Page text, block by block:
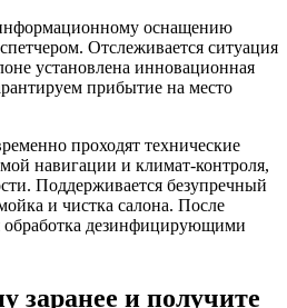
оснащению
Отслеживается ситуация
установлена инновационная
прибытие на место
проходят технические
навигации и климат-контроля,
Поддерживается безупречный
и чистка салона. После
обработка дезинфицирующими
заранее и получите